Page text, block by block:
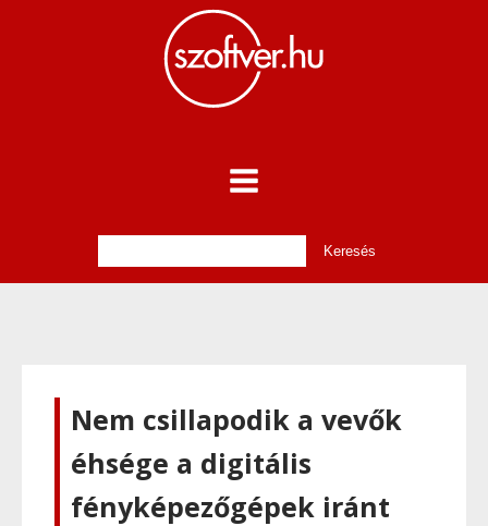
Nem csillapodik a vevők
éhsége a digitális
fényképezőgépek iránt